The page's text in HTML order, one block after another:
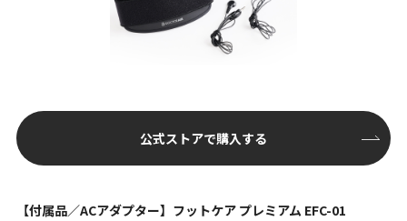
公式ストアで購入する
【付属品／ACアダプター】フットケア プレミアム EFC-01